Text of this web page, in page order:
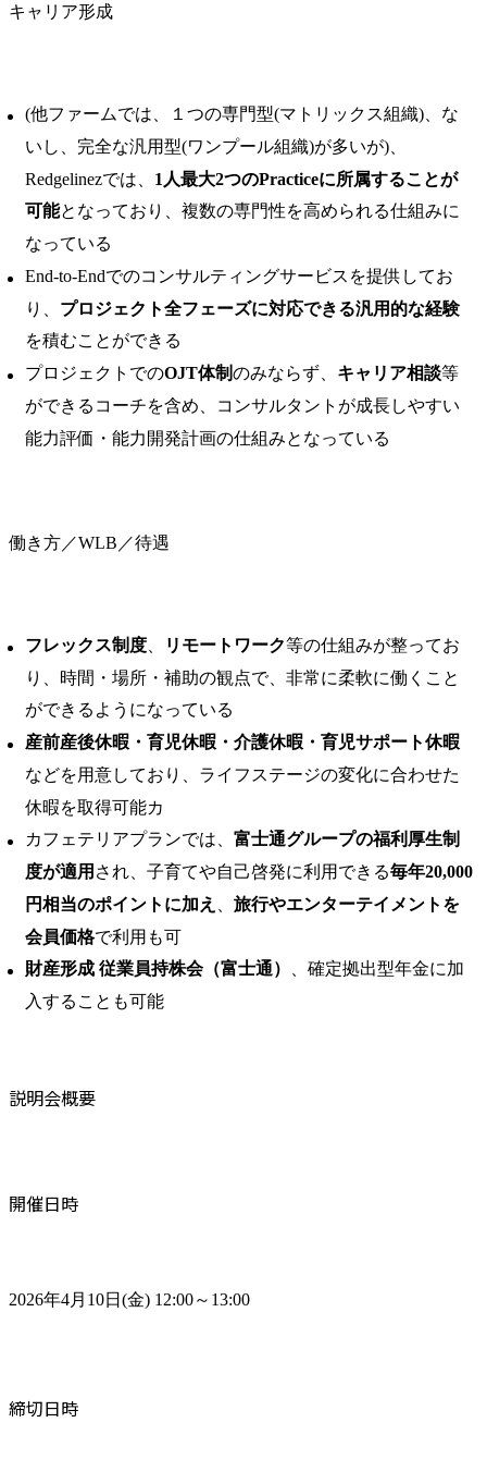
キャリア形成
(他ファームでは、１つの専門型(マトリックス組織)、な
いし、完全な汎用型(ワンプール組織)が多いが)、
Redgelinezでは、 1人最大2つのPracticeに所属することが
可能となっており、複数の専門性を高められる仕組みに
なっている
End-to-Endでのコンサルティングサービスを提供してお
り、 プロジェクト全フェーズに対応できる汎用的な経験
を積むことができる
プロジェクトでのOJT体制のみならず、 キャリア相談等
ができるコーチを含め、コンサルタントが成長しやすい
能力評価・能力開発計画の仕組みとなっている
働き方／WLB／待遇
フレックス制度 リモートワーク等の仕組みが整ってお
り、時間・場所・補助の観点で、非常に柔軟に働くこと
ができるようになっている
産前産後休暇・育児休暇・介護休暇・育児サポート休暇
などを用意しており、ライフステージの変化に合わせた
休暇を取得可能カ
カフェテリアプランでは、 富士通グループの福利厚生制
度が適用 され、子育てや自己啓発に利用できる毎年20,000
円相当のポイントに加え
旅行やエンターテイメントを
会員価格で利用も可
財産形成 従業員持株会（富士通）
、確定拠出型年金に加
入することも可能
説明会概要
開催日時
2026年4月10日(金) 12:00～13:00
締切日時